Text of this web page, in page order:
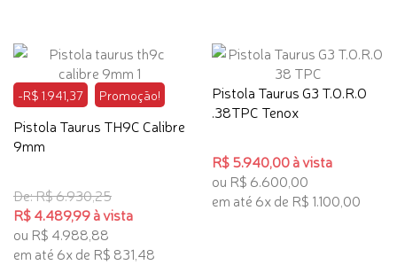
-R$ 1.941,37 Promoção!
Pistola Taurus TH9C Calibre
9mm
De: R$ 6.930,25
R$ 4.489,99 à vista
ou R$ 4.988,88
em até 6x de R$ 831,48
Pistola Taurus G3 T.O.R.O
.38TPC Tenox
R$ 5.940,00 à vista
ou R$ 6.600,00
em até 6x de R$ 1.100,00